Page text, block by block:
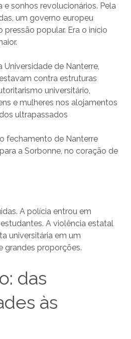
sonhos revolucionários. Pela
um governo europeu
pressão popular. Era o início
Universidade de Nanterre,
contra estruturas
universitário,
e mulheres nos alojamentos
ultrapassados
fechamento de Nanterre
a Sorbonne, no coração de
A polícia entrou em
A violência estatal
universitária em um
proporções.
das
às